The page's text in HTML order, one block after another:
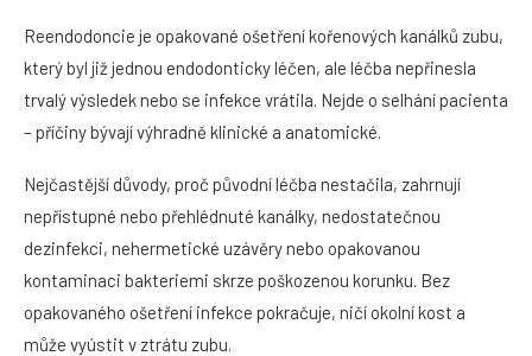
Reendodoncie je opakované ošetření kořenových kanálků zubu,
který byl již jednou endodonticky léčen, ale léčba nepřinesla
trvalý výsledek nebo se infekce vrátila. Nejde o selhání pacienta
– příčiny bývají výhradně klinické a anatomické.
Nejčastější důvody, proč původní léčba nestačila, zahrnují
nepřístupné nebo přehlédnuté kanálky, nedostatečnou
dezinfekci, nehermetické uzávěry nebo opakovanou
kontaminaci bakteriemi skrze poškozenou korunku. Bez
opakovaného ošetření infekce pokračuje, ničí okolní kost a
může vyústit v ztrátu zubu.